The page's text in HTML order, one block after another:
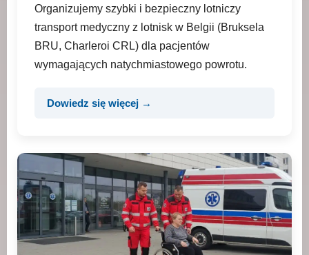
Organizujemy szybki i bezpieczny lotniczy
transport medyczny z lotnisk w Belgii (Bruksela
BRU, Charleroi CRL) dla pacjentów
wymagających natychmiastowego powrotu.
Dowiedz się więcej →